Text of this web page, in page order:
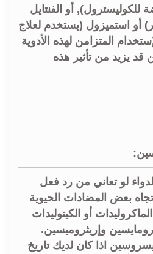
للكوليسترول), أو الفنتايل
أو استميزول (يستخدم لعلاج
المتزامن لهذه الأدوية
قد يزيد من تأثير هذه
لو تعاني من رد فعل
بعض المضادات الحيوية
أو الكيتوليدات
وإريثروميسين.
اذا كان لديك تاريخ